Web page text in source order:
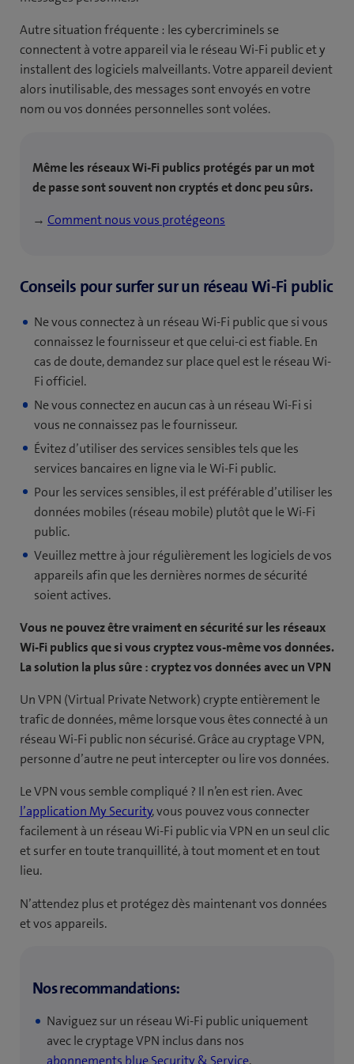
Autre situation fréquente : les cybercriminels se
connectent à votre appareil via le réseau Wi-Fi public et y
installent des logiciels malveillants. Votre appareil devient
alors inutilisable, des messages sont envoyés en votre
nom ou vos données personnelles sont volées.
Même les réseaux Wi-Fi publics protégés par un mot
de passe sont souvent non cryptés et donc peu sûrs.
→ Comment nous vous protégeons
Conseils pour surfer sur un réseau Wi-Fi public
Ne vous connectez à un réseau Wi-Fi public que si vous
connaissez le fournisseur et que celui-ci est fiable. En
cas de doute, demandez sur place quel est le réseau Wi-
Fi officiel.
Ne vous connectez en aucun cas à un réseau Wi-Fi si
vous ne connaissez pas le fournisseur.
Évitez d’utiliser des services sensibles tels que les
services bancaires en ligne via le Wi-Fi public.
Pour les services sensibles, il est préférable d’utiliser les
données mobiles (réseau mobile) plutôt que le Wi-Fi
public.
Veuillez mettre à jour régulièrement les logiciels de vos
appareils afin que les dernières normes de sécurité
soient actives.
Vous ne pouvez être vraiment en sécurité sur les réseaux
Wi-Fi publics que si vous cryptez vous-même vos données.
La solution la plus sûre : cryptez vos données avec un VPN
Un VPN (Virtual Private Network) crypte entièrement le
trafic de données, même lorsque vous êtes connecté à un
réseau Wi-Fi public non sécurisé. Grâce au cryptage VPN,
personne d’autre ne peut intercepter ou lire vos données.
Le VPN vous semble compliqué ? Il n’en est rien. Avec
l’application My Security, vous pouvez vous connecter
facilement à un réseau Wi-Fi public via VPN en un seul clic
et surfer en toute tranquillité, à tout moment et en tout
lieu.
N’attendez plus et protégez dès maintenant vos données
et vos appareils.
Nos recommandations:
Naviguez sur un réseau Wi‑Fi public uniquement
avec le cryptage VPN inclus dans nos